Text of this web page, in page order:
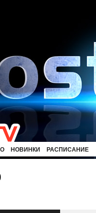
НОВИНКИ РАСПИСАНИЕ